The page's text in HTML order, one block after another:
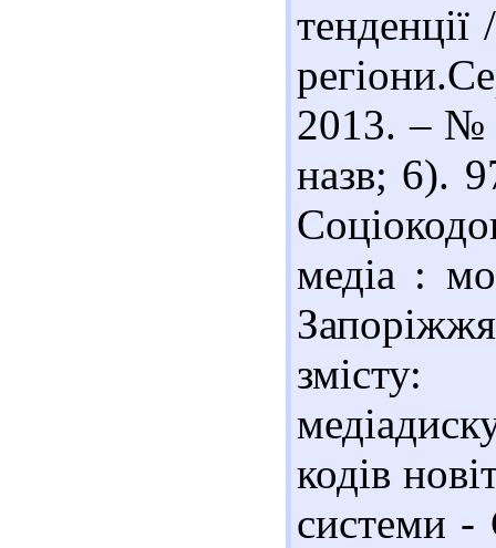
2013. – №
назв; 6).
медіа :
кодів
системи -